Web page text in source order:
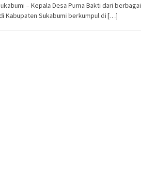
– Kepala Desa Purna Bakti dari berbagai
Kabupaten Sukabumi berkumpul di […]